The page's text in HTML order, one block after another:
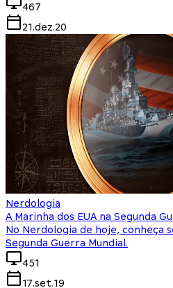
467
21.dez.20
Nerdologia
A Marinha dos EUA na Segunda
No Nerdologia de hoje, conheça
Segunda Guerra Mundial.
451
17.set.19